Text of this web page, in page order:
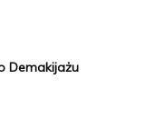
Demakijażu